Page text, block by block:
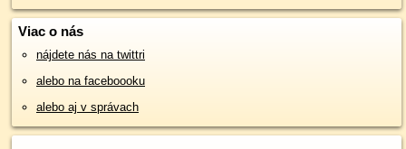
Viac o nás
nájdete nás na twittri
alebo na faceboooku
alebo aj v správach